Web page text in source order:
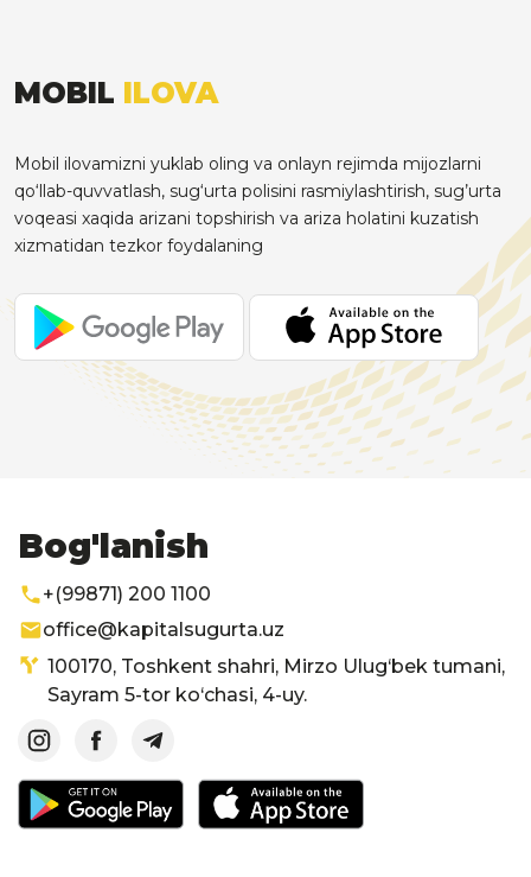
MOBIL ILOVA
Mobil ilovamizni yuklab oling va onlayn rejimda mijozlarni
qo‘llab-quvvatlash, sug‘urta polisini rasmiylashtirish, sug’urta
voqeasi xaqida arizani topshirish va ariza holatini kuzatish
xizmatidan tezkor foydalaning
Bog'lanish
+(99871) 200 1100
office@kapitalsugurta.uz
100170, Toshkent shahri, Mirzo Ulug‘bek tumani,
Sayram 5-tor ko‘chasi, 4-uy.